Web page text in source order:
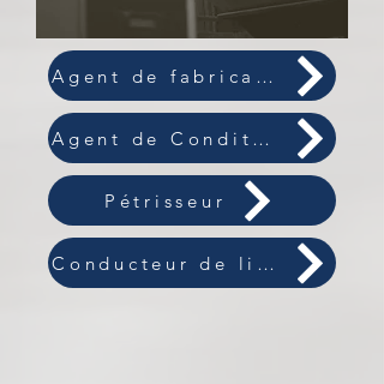
Agent de fabrication Emmoulage
Agent de Conditionnement Palettisation
Pétrisseur
Conducteur de ligne de Fabrication